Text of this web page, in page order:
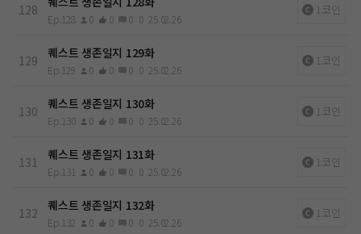
128
Ep.128 0 0 0 0 25.02.26
1코인
129 퀘스트 생존일지 129화
Ep.129 0 0 0 0 25.02.26
1코인
130 퀘스트 생존일지 130화
Ep.130 0 0 0 0 25.02.26
1코인
131 퀘스트 생존일지 131화
Ep.131 0 0 0 0 25.02.26
1코인
132 퀘스트 생존일지 132화
Ep.132 0 0 0 0 25.02.26
1코인